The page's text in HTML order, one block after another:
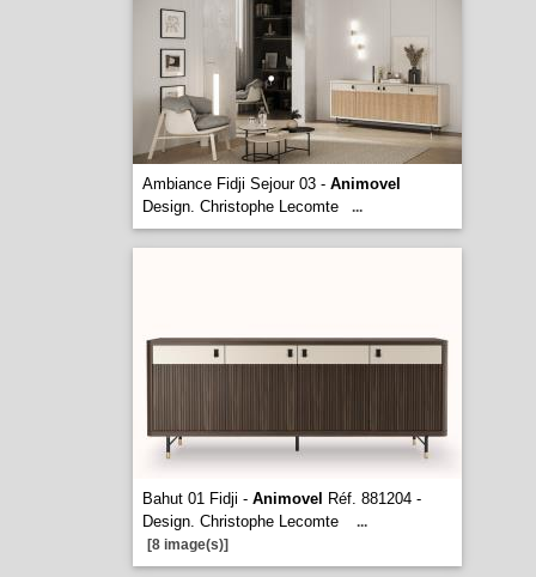
Ambiance Fidji Sejour 03 - Animovel
Design. Christophe Lecomte
...
Bahut 01 Fidji - Animovel
Réf. 881204 -
Design. Christophe Lecomte
...
[8 image(s)]